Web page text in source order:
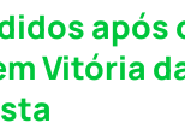
após
Vitória